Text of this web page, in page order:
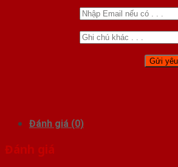
Đánh giá (0)
Đánh giá